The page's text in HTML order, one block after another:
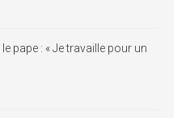
pape : « Je travaille pour un